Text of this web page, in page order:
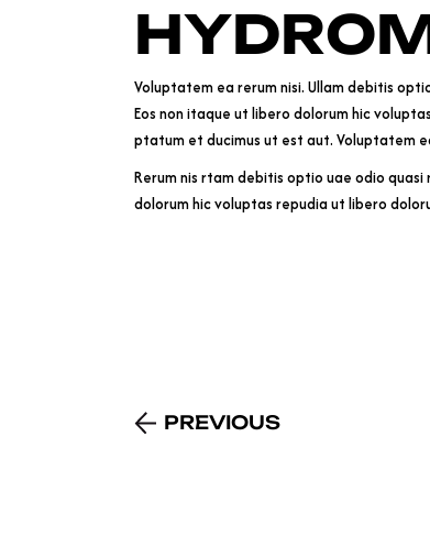
Voluptatem ea rerum nisi. Ullam debitis
Eos non itaque ut libero dolorum hic
ptatum et ducimus ut est aut. Voluptatem
Rerum nis rtam debitis optio uae odio
dolorum hic voluptas repudia ut libero
PREVIOUS